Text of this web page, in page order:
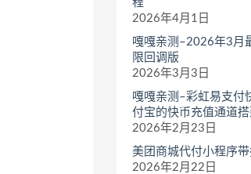
程
2026年4月1日
嘎嘎亲测–2026年3月
限回调版
2026年3月3日
嘎嘎亲测–彩虹易支付
付宝的快币充值通道
2026年2月23日
美团商城代付小程序
2026年2月22日